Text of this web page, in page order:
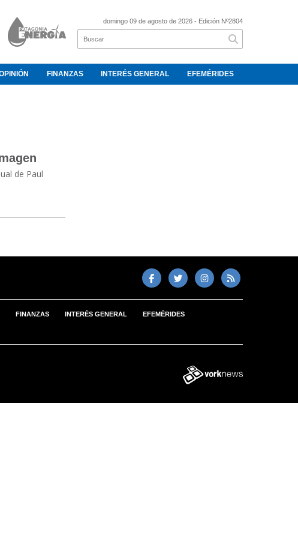
domingo 09 de agosto de 2026 - Edición Nº2804
FINANZAS INTERÉS GENERAL EFEMÉRIDES
de Paul
FINANZAS INTERÉS GENERAL EFEMÉRIDES